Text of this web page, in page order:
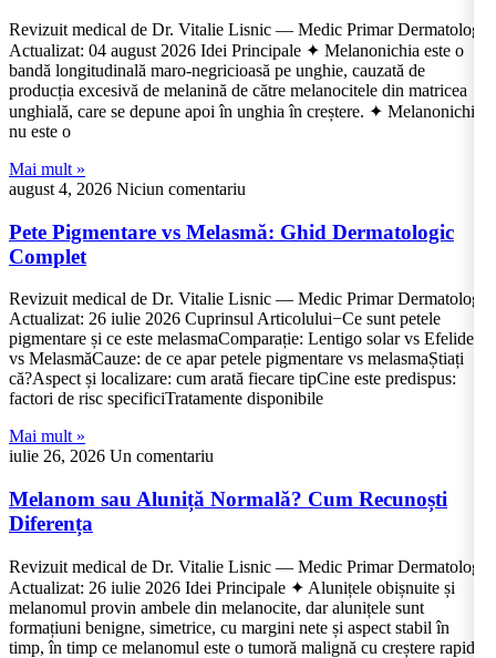
Revizuit medical de Dr. Vitalie Lisnic — Medic Primar Dermatolog
Actualizat: 04 august 2026 Idei Principale ✦ Melanonichia este o
bandă longitudinală maro-negricioasă pe unghie, cauzată de
producția excesivă de melanină de către melanocitele din matricea
unghială, care se depune apoi în unghia în creștere. ✦ Melanonichia
nu este o
Mai mult »
august 4, 2026 Niciun comentariu
Pete Pigmentare vs Melasmă: Ghid Dermatologic
Complet
Revizuit medical de Dr. Vitalie Lisnic — Medic Primar Dermatolog
Actualizat: 26 iulie 2026 Cuprinsul Articolului−Ce sunt petele
pigmentare și ce este melasmaComparație: Lentigo solar vs Efelide
vs MelasmăCauze: de ce apar petele pigmentare vs melasmaȘtiați
că?Aspect și localizare: cum arată fiecare tipCine este predispus:
factori de risc specificiTratamente disponibile
Mai mult »
iulie 26, 2026 Un comentariu
Melanom sau Aluniță Normală? Cum Recunoști
Diferența
Revizuit medical de Dr. Vitalie Lisnic — Medic Primar Dermatolog
Actualizat: 26 iulie 2026 Idei Principale ✦ Alunițele obișnuite și
melanomul provin ambele din melanocite, dar alunițele sunt
formațiuni benigne, simetrice, cu margini nete și aspect stabil în
timp, în timp ce melanomul este o tumoră malignă cu creștere rapidă